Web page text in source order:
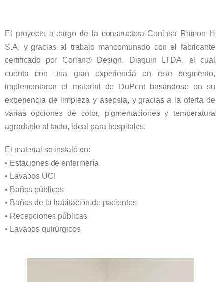
El proyecto a cargo de la constructora Coninsa Ramon H
S.A, y gracias al trabajo mancomunado con el fabricante
certificado por Corian® Design, Diaquin LTDA, el cual
cuenta con una gran experiencia en este segmento,
implementaron el material de DuPont basándose en su
experiencia de limpieza y asepsia, y gracias a la oferta de
varias opciones de color, pigmentaciones y temperatura
agradable al tacto, ideal para hospitales.
El material se instaló en:
• Estaciones de enfermería
• Lavabos UCI
• Baños públicos
• Baños de la habitación de pacientes
• Recepciones públicas
• Lavabos quirúrgicos